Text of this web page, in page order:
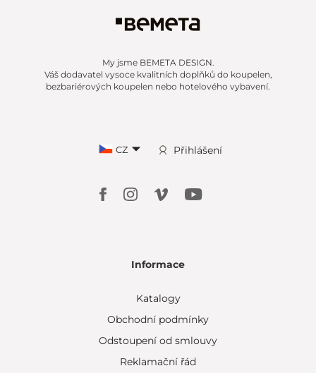
My jsme BEMETA DESIGN.
Váš dodavatel vysoce kvalitních doplňků do koupelen,
bezbariérových koupelen nebo hotelového vybavení.
CZ Přihlášení
Informace
Katalogy
Obchodní podmínky
Odstoupení od smlouvy
Reklamační řád